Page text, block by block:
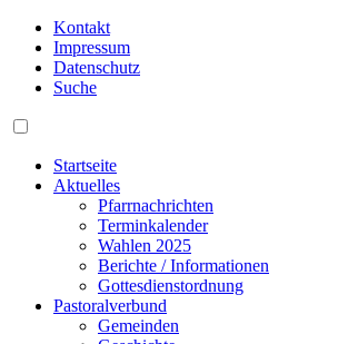
Kontakt
Impressum
Datenschutz
Suche
Startseite
Aktuelles
Pfarrnachrichten
Terminkalender
Wahlen 2025
Berichte / Informationen
Gottesdienstordnung
Pastoralverbund
Gemeinden